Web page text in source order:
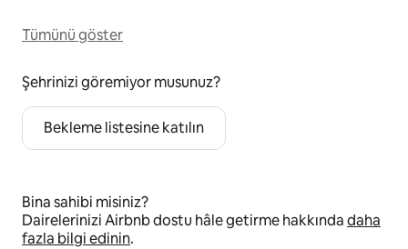
Tümünü göster
Şehrinizi göremiyor musunuz?
Bekleme listesine katılın
Bina sahibi misiniz?
Dairelerinizi Airbnb dostu hâle getirme hakkındadaha
fazla bilgi edinin.